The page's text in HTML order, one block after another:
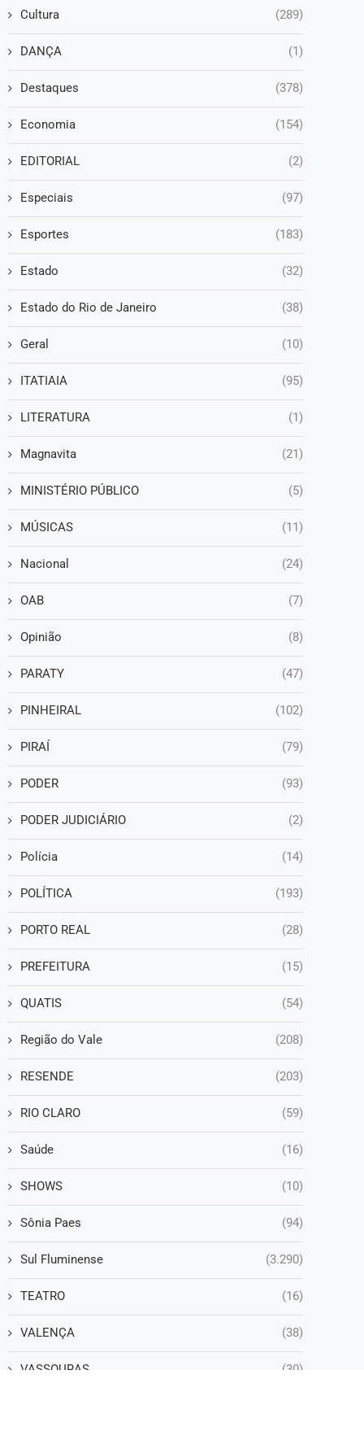
Cultura (289)
DANÇA (1)
Destaques (378)
Economia (154)
EDITORIAL (2)
Especiais (97)
Esportes (183)
Estado (32)
Estado do Rio de Janeiro (38)
Geral (10)
ITATIAIA (95)
LITERATURA (1)
Magnavita (21)
MINISTÉRIO PÚBLICO (5)
MÚSICAS (11)
Nacional (24)
OAB (7)
Opinião (8)
PARATY (47)
PINHEIRAL (102)
PIRAÍ (79)
PODER (93)
PODER JUDICIÁRIO (2)
Polícia (14)
POLÍTICA (193)
PORTO REAL (28)
PREFEITURA (15)
QUATIS (54)
Região do Vale (208)
RESENDE (203)
RIO CLARO (59)
Saúde (16)
SHOWS (10)
Sônia Paes (94)
Sul Fluminense (3.290)
TEATRO (16)
VALENÇA (38)
VASSOURAS (30)